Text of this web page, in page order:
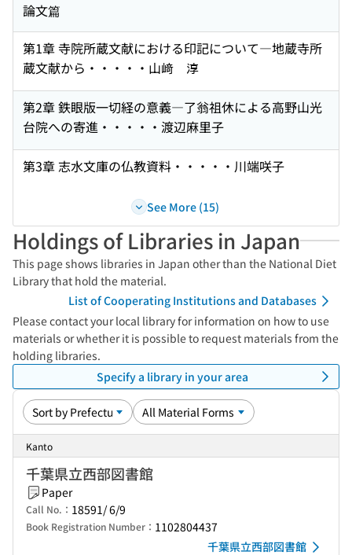
論文篇
第1章 寺院所蔵文献における印記について―地蔵寺所
蔵文献から・・・・・山﨑 淳
第2章 鉄眼版一切経の意義―了翁祖休による高野山光
台院への寄進・・・・・渡辺麻里子
第3章 志水文庫の仏教資料・・・・・川端咲子
See More (15)
Holdings of Libraries in Japan
This page shows libraries in Japan other than the National Diet
Library that hold the material.
List of Cooperating Institutions and Databases
Please contact your local library for information on how to use
materials or whether it is possible to request materials from the
holding libraries.
Specify a library in your area
Kanto
千葉県立西部図書館
Paper
Call No.： 18591/ 6/9
Book Registration Number： 1102804437
千葉県立西部図書館